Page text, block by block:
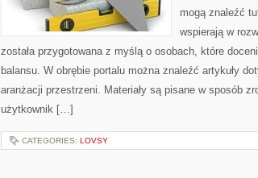
mogą znaleźć
wspierają w
została przygotowana z myślą o osobach, które
balansu. W obrębie portalu można znaleźć artykuły
aranżacji przestrzeni. Materiały są pisane w sposób
użytkownik […]
CATEGORIES: LOVSY